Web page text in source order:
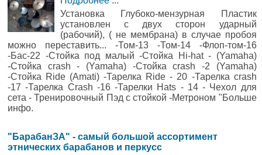
Установка Глубоко-мензурная Пластик
установлен с двух сторон ударный
(рабочий), ( не мембрана) в случае пробоя
можно переставить... -Том-13 -Том-14 -Флоп-том-16
-Бас-22 -Стойка под малый -Стойка Hi-hat - (Yamaha)
-Стойка crash - (Yamaha) -Стойка crash -2 (Yamaha)
-Стойка Ride (Amati) -Тарелка Ride - 20 -Тарелка crash
-17 -Тарелка Crash -16 -Тарелки Hats - 14 - Чехол для
сета - Тренировочный Пэд с стойкой -Метроном "Больше
инфо.
"БарабанЗА" - самый большой ассортимент
этнических барабанов и перкусс